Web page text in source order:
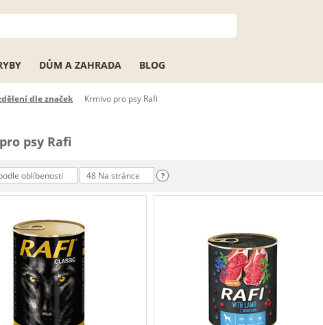
DŮM A ZAHRADA BLOG
dle značek Krmivo pro psy Rafi
psy Rafi
oblíbenosti 48 Na stránce ?